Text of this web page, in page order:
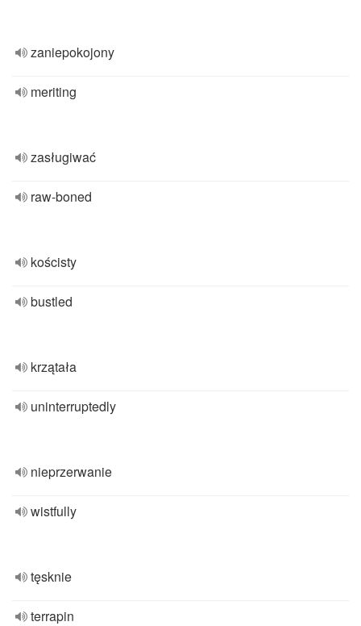
zaniepokojony
meriting
zasługiwać
raw-boned
kościsty
bustled
krzątała
uninterruptedly
nieprzerwanie
wistfully
tęsknie
terrapin